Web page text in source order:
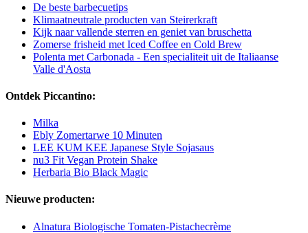
De beste barbecuetips
Klimaatneutrale producten van Steirerkraft
Kijk naar vallende sterren en geniet van bruschetta
Zomerse frisheid met Iced Coffee en Cold Brew
Polenta met Carbonada - Een specialiteit uit de Italiaanse
Valle d'Aosta
Ontdek Piccantino:
Milka
Ebly Zomertarwe 10 Minuten
LEE KUM KEE Japanese Style Sojasaus
nu3 Fit Vegan Protein Shake
Herbaria Bio Black Magic
Nieuwe producten:
Alnatura Biologische Tomaten-Pistachecrème